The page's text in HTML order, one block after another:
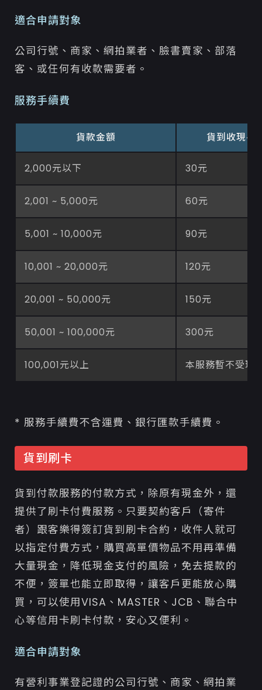
適合申請對象
公司行號、商家、網拍業者、臉書賣家、部落
客、或任何有收款需要者。
服務手續費
貨款金額 貨到收現手
2,000元以下 30元
2,001 ~ 5,000元 60元
5,001 ~ 10,000元 90元
10,001 ~ 20,000元 120元
20,001 ~ 50,000元 150元
50,001 ~ 100,000元 300元
100,001元以上 本服務暫不受理
* 服務手續費不含運費、銀行匯款手續費。
貨到刷卡
貨到付款服務的付款方式，除原有現金外，還
提供了刷卡付費服務。只要契約客戶（寄件
者）跟客樂得簽訂貨到刷卡合約，收件人就可
以指定付費方式，購買高單價物品不用再準備
大量現金，降低現金支付的風險，免去提款的
不便，簽單也能立即取得，讓客戶更能放心購
買，可以使用VISA、MASTER、JCB、聯合中
心等信用卡刷卡付款，安心又便利。
適合申請對象
有營利事業登記證的公司行號、商家、網拍業